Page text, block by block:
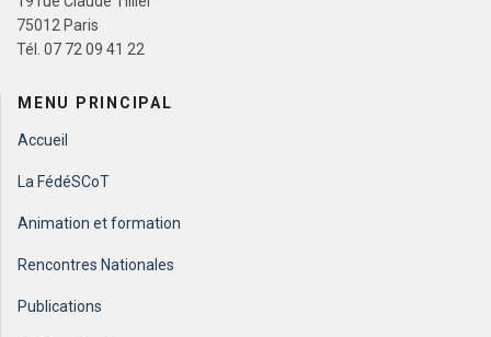
75012 Paris
Tél. 07 72 09 41 22
MENU PRINCIPAL
Accueil
La FédéSCoT
Animation et formation
Rencontres Nationales
Publications